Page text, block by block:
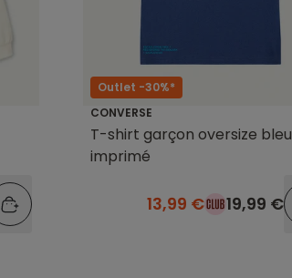
Outlet -30%*
CONVERSE
T-shirt garçon oversize bleu
imprimé
13,99 € 19,99 €